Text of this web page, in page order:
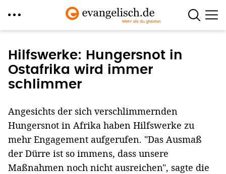
zum
Inhalt
Hilfswerke: Hungersnot in
Ostafrika wird immer
schlimmer
Angesichts der sich verschlimmernden
Hungersnot in Afrika haben Hilfswerke zu
mehr Engagement aufgerufen. "Das Ausmaß
der Dürre ist so immens, dass unsere
Maßnahmen noch nicht ausreichen", sagte die